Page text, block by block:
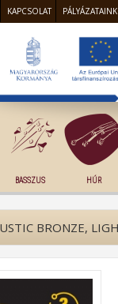
KAPCSOLAT PÁLYÁZATAINK
BASSZUS HÚR
BRONZE,